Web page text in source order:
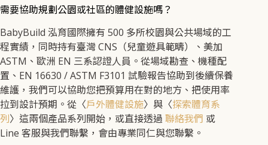
需要協助規劃公園或社區的體健設施嗎？
BabyBuild 泓育國際擁有 500 多所校園與公共場域的工
程實績，同時持有臺灣 CNS（兒童遊具範疇）、美加
ASTM、歐洲 EN 三系認證人員。從場域勘查、機種配
置、EN 16630 / ASTM F3101 試驗報告協助到後續保養
維護，我們可以協助您把預算用在對的地方、把使用率
拉到設計預期。從〈戶外體健設施〉與〈探索體育系
列〉這兩個產品系列開始，或直接透過 聯絡我們 或
Line 客服與我們聯繫，會由專業同仁與您聯繫。